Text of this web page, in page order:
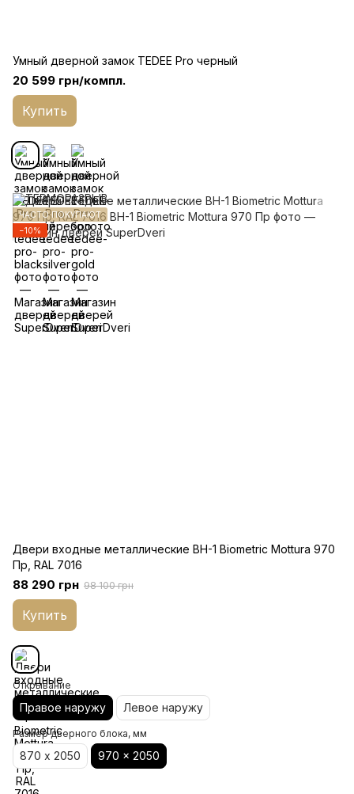
Умный дверной замок TEDEE Pro черный
20 599 грн/компл.
Купить
ЧАСТО ПОКУПАЮТ
−10%
Двери входные металлические BH-1 Biometric Mottura 970
Пр, RAL 7016
88 290 грн 98 100 грн
Купить
Открывание
Правое наружу Левое наружу
Размер дверного блока, мм
870 х 2050 970 x 2050